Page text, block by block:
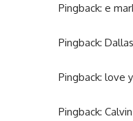
Pingback: e
Pingback:
Pingback: love
Pingback: